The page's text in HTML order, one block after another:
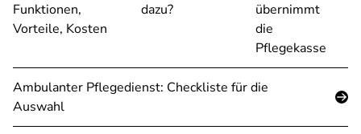
Funktionen,
Vorteile, Kosten
dazu?
übernimmt
die
Pflegekasse
Ambulanter Pflegedienst: Checkliste für die
Auswahl